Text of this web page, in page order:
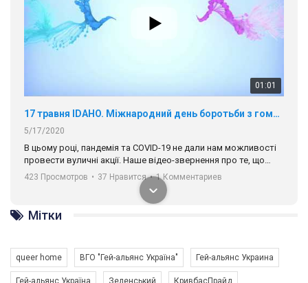
01:01
17 травня IDAHO. Міжнародний день боротьби з гомофобією трансфобією і біфобія.
5/17/2020
В цьому році, пандемія та COVІD-19 не дали нам можливості
провести вуличні акції. Наше відео-звернення про те, що
навіть коли ми у різних містах та не можемо зустрінеться, ми
разом. Ми закликаємо всіх хто поділяє цінності рівності та
солідарності, приєднатися до нас. Регіональні підрозділи
ГАУ є в 16 областях України.
Разом наш голос лунає гучніше!
423 Просмотров • 37 Нравится • 1 Комментариев
Мітки
queer home ВГО "Гей-альянс Україна" Гей-альянс Украина
Гей-альянс Україна Зеленський КривбасПрайд